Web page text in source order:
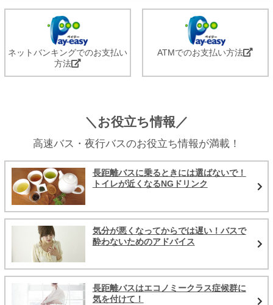
ネットバンキングでのお支払い
方法
ATMでのお支払い方法
＼お役立ち情報／
高速バス・夜行バスのお役立ち情報が満載！
長距離バスに乗るときには選ばないで！
トイレが近くなるNGドリンク
気分が悪くなってからでは遅い！バスで
酔わないためのアドバイス
長距離バスはエコノミークラス症候群に
気を付けて！